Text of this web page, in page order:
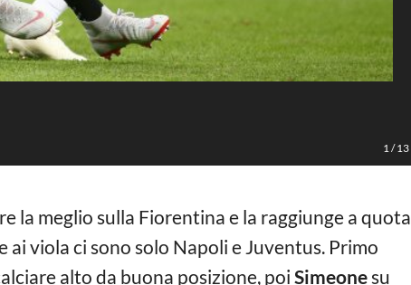
1/13
la meglio sulla Fiorentina e la raggiunge a quota
viola ci sono solo Napoli e Juventus. Primo
alto da buona posizione, poi Simeonesu